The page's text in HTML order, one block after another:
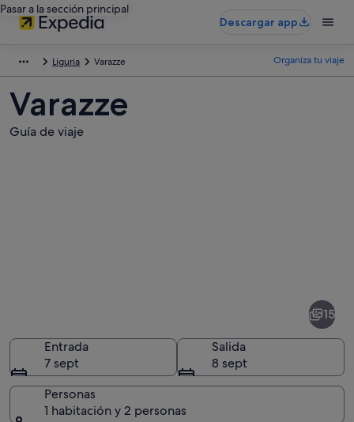
Pasar a la sección principal
Descargar app
Liguria Varazze Organiza tu viaje
Varazze
Guía de viaje
15
Entrada
7 sept
Salida
8 sept
Personas
1 habitación y 2 personas